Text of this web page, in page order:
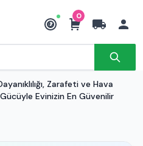
₺
0
Zarafeti ve Hava
Evinizin En Güvenilir